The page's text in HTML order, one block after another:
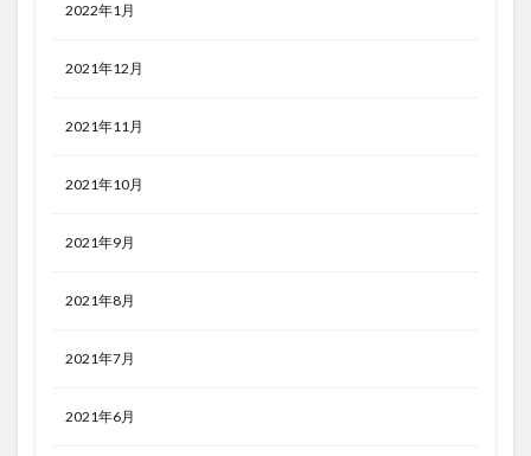
2022年1月
2021年12月
2021年11月
2021年10月
2021年9月
2021年8月
2021年7月
2021年6月